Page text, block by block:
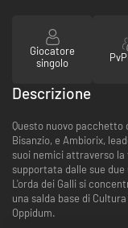
Giocatore
singolo
Descrizione
Questo nuovo pacchetto
Bisanzio, e Ambiorix,
suoi nemici attraverso
supportata dalle sue due
L'orda dei Galli si
una salda base di
Oppidum.